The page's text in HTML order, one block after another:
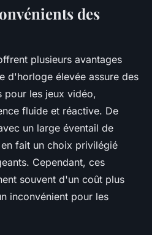
des
plusieurs avantages
d'horloge élevée assure des
pour les jeux vidéo,
fluide et réactive. De
un large éventail de
fait un choix privilégié
Cependant, ces
souvent d'un coût plus
inconvénient pour les